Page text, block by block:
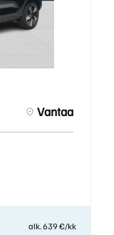
Vantaa
alk. 639 €/kk